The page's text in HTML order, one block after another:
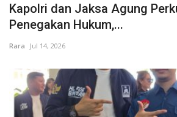
Kapolri dan Jaksa Agung
Penegakan Hukum,...
Rara Jul 14, 2026